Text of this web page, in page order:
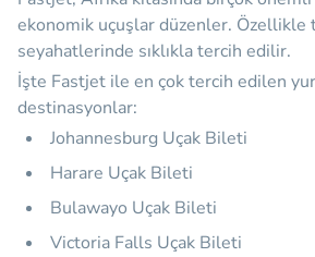
ekonomik uçuşlar düzenler. Özellikle
seyahatlerinde sıklıkla tercih edilir.
İşte Fastjet ile en çok tercih edilen
destinasyonlar:
Johannesburg Uçak Bileti
Harare Uçak Bileti
Bulawayo Uçak Bileti
Victoria Falls Uçak Bileti